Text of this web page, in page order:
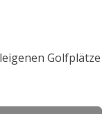
Golfplätze